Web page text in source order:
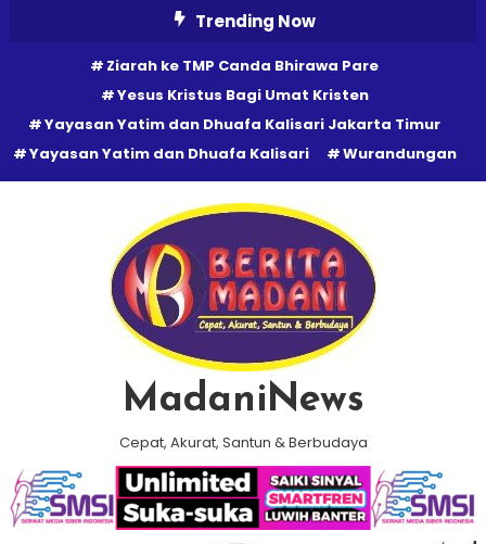
Trending Now
Ziarah ke TMP Canda Bhirawa Pare
Yesus Kristus Bagi Umat Kristen
Yayasan Yatim dan Dhuafa Kalisari Jakarta Timur
Yayasan Yatim dan Dhuafa Kalisari
Wurandungan
MadaniNews
Cepat, Akurat, Santun & Berbudaya